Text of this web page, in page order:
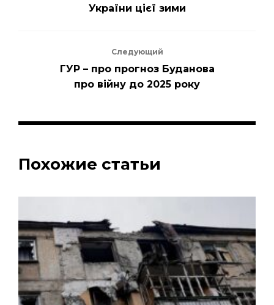
України цієї зими
Следующий
ГУР – про прогноз Буданова
про війну до 2025 року
Похожие статьи